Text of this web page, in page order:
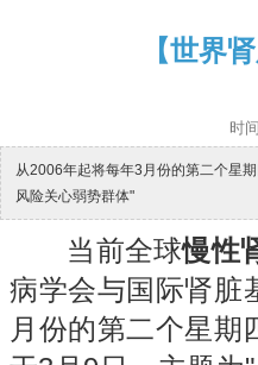
【世界
时
从2006年起将每年3月份的第二个星
风险关心弱势群体"
当前全球慢性
病学会与国际肾脏
月份的第二个星期